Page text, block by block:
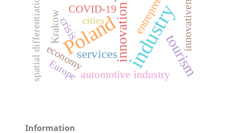
industry
Poland tourism
innovation
services
automotive industry
crisis innovativeness
Krakow
COVID-19
economy
spatial differentiation cities
Europe
Information